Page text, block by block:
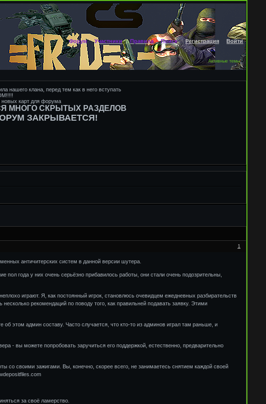
Форум Участники Правила Поиск Регистрация Войти
Активные темы
нашего клана, перед тем как в него вступать
новых карт для форума
МНОГО СКРЫТЫХ РАЗДЕЛОВ
ЗАКРЫВАЕТСЯ!
1
античитерских систем в данной версии шутера.
года у них очень серьёзно прибавилось работы, они стали очень подозрительны,
играют. Я, как постоянный игрок, становлюсь очевидцем ежедневных разбирательств
рекомендаций по поводу того, как правильней подавать заявку. Этими
этом админ составу. Часто случается, что кто-то из админов играл там раньше, и
- вы можете попробовать заручиться его поддержкой, естественно, предварительно
со своими зажигами. Вы, конечно, скорее всего, не занимаетесь снятием каждой своей
за своё ламерство.